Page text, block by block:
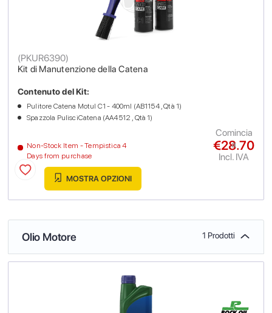
Kit di Manutenzione della Catena
(PKUR6390)
Non-Stock Item - Tempistica 4
Days from purchase
Contenuto del Kit:
Pulitore Catena Motul C1 - 400ml (AB1154 , Qtà 1)
Spazzola PulisciCatena (AA4512 , Qtà 1)
€28.70
Incl. IVA
Comincia
a
MOSTRA OPZIONI
Olio Motore 1 Prodotti